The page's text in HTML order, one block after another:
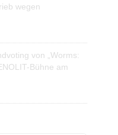
wegen
von „Worms:
Bühne am